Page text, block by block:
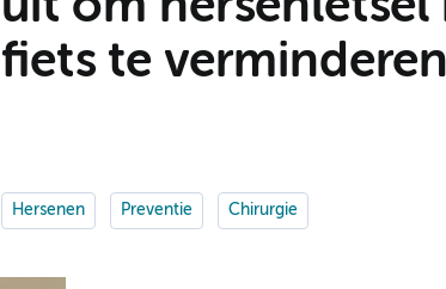
fiets te verminderen
Hersenen Preventie Chirurgie